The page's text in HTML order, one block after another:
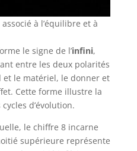
à l’équilibre et à
le signe de l’infini,
entre les deux polarités
et le matériel, le donner et
Cette forme illustre la
d’évolution.
le chiffre 8 incarne
supérieure représente